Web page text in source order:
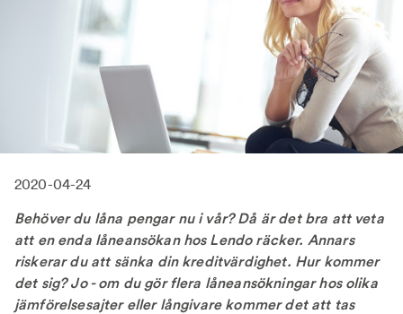
2020-04-24
Behöver du låna pengar nu i vår? Då är det bra att veta
att en enda låneansökan hos Lendo räcker. Annars
riskerar du att sänka din kreditvärdighet. Hur kommer
det sig? Jo - om du gör flera låneansökningar hos olika
jämförelsesajter eller långivare kommer det att tas